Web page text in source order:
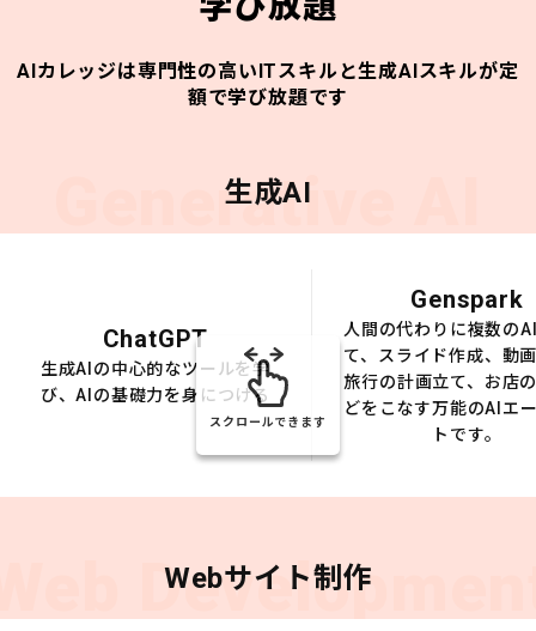
AIカレッジは専門性の高いITスキルと生成AIスキルが定
額で学び放題です
Generative AI
生成AI
ChatGPT
生成AIの中心的なツールを学
び、AIの基礎力を身につける
Genspark
人間の代わりに複数の
て、スライド作成、動
旅行の計画立て、お店
どをこなす万能のAIエ
トです。
スクロールできます
Webサイト制作